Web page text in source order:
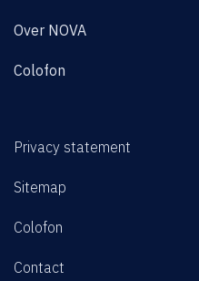
Over NOVA
Colofon
Privacy statement
Sitemap
Colofon
Contact